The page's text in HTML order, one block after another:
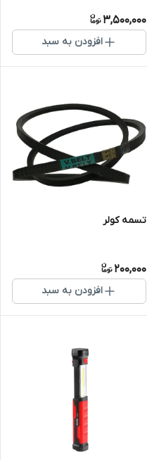
3,500,000
افزودن به سبد
تسمه کولر
200,000
افزودن به سبد